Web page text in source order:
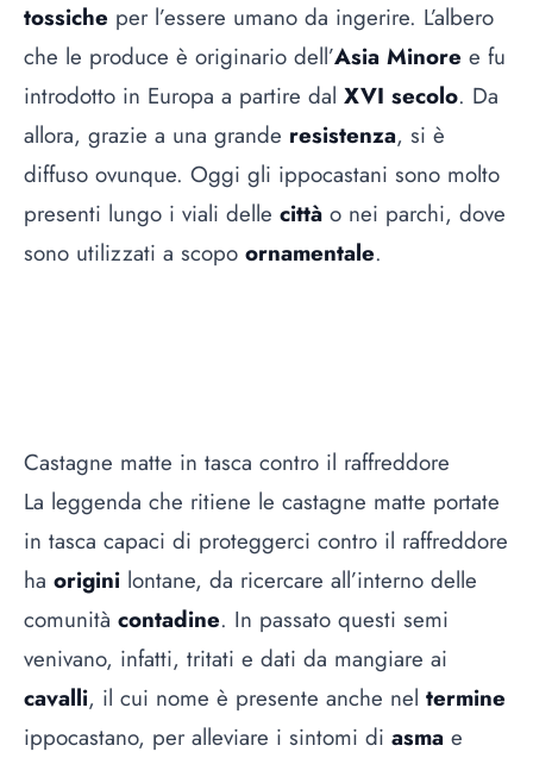
tossiche per l’essere umano da ingerire. L’albero
che le produce è originario dell’Asia Minore e fu
introdotto in Europa a partire dal XVI secolo. Da
allora, grazie a una grande resistenza, si è
diffuso ovunque. Oggi gli ippocastani sono molto
presenti lungo i viali delle città o nei parchi, dove
sono utilizzati a scopo ornamentale.
Castagne matte in tasca contro il raffreddore
La leggenda che ritiene le castagne matte portate
in tasca capaci di proteggerci contro il raffreddore
ha origini lontane, da ricercare all’interno delle
comunità contadine. In passato questi semi
venivano, infatti, tritati e dati da mangiare ai
cavalli, il cui nome è presente anche nel termine
ippocastano, per alleviare i sintomi di asma e